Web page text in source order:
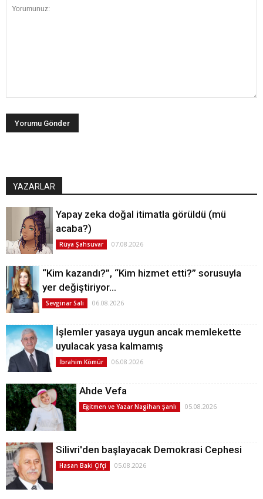
YAZARLAR
Yapay zeka doğal itimatla görüldü (mü
acaba?)
Rüya Şahsuvar 07.08.2026
“Kim kazandı?”, “Kim hizmet etti?” sorusuyla
yer değiştiriyor…
Sevginar Sali 06.08.2026
İşlemler yasaya uygun ancak memlekette
uyulacak yasa kalmamış
İbrahim Kömür 06.08.2026
Ahde Vefa
Eğitmen ve Yazar Nagihan Şanlı 05.08.2026
Silivri'den başlayacak Demokrasi Cephesi
Hasan Baki Çifçi 05.08.2026